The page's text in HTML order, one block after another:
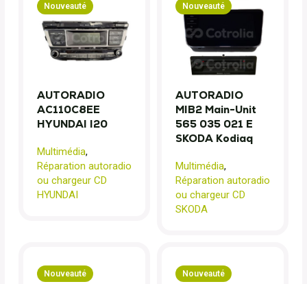
Nouveauté
AUTORADIO
AC110C8EE
HYUNDAI I20
Multimédia,
Réparation autoradio
ou chargeur CD
HYUNDAI
Nouveauté
AUTORADIO
MIB2 Main-Unit
565 035 021 E
SKODA Kodiaq
Multimédia,
Réparation autoradio
ou chargeur CD
SKODA
Nouveauté Nouveauté